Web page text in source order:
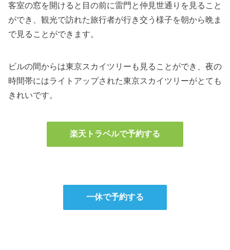
客室の窓を開けると目の前に雷門と仲見世通りを見ること
ができ、観光で訪れた旅行者が行き交う様子を朝から晩ま
で見ることができます。
ビルの間からは東京スカイツリーも見ることができ、夜の
時間帯にはライトアップされた東京スカイツリーがとても
きれいです。
楽天トラベルで予約する
一休で予約する